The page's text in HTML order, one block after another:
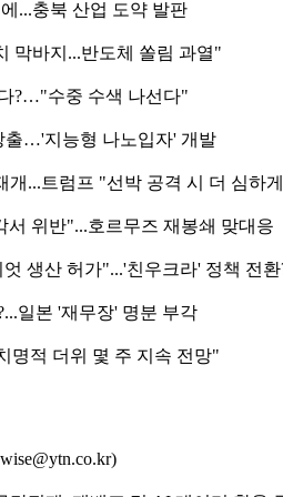
...충북 산업 도약 발판
막바지...반도체 쏠림 과열"
?…"수중 수색 나선다"
출…'지능형 나노입자' 개발
개...트럼프 "선박 공격 시 더 심하
위반"...호르무즈 재봉쇄 맞대응
생산 허가"...'친우크라' 정책 전환
일본 '재무장' 명분 부각
명적 더위 몇 주 지속 전망"